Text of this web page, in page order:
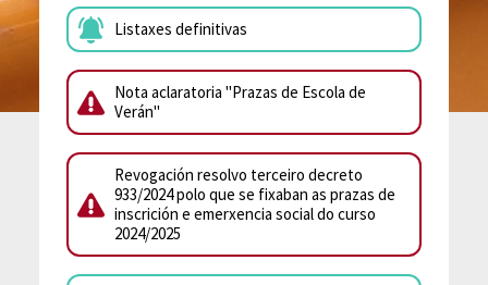
Listaxes definitivas
Nota aclaratoria "Prazas de Escola de
Verán"
Revogación resolvo terceiro decreto
933/2024 polo que se fixaban as prazas de
inscrición e emerxencia social do curso
2024/2025